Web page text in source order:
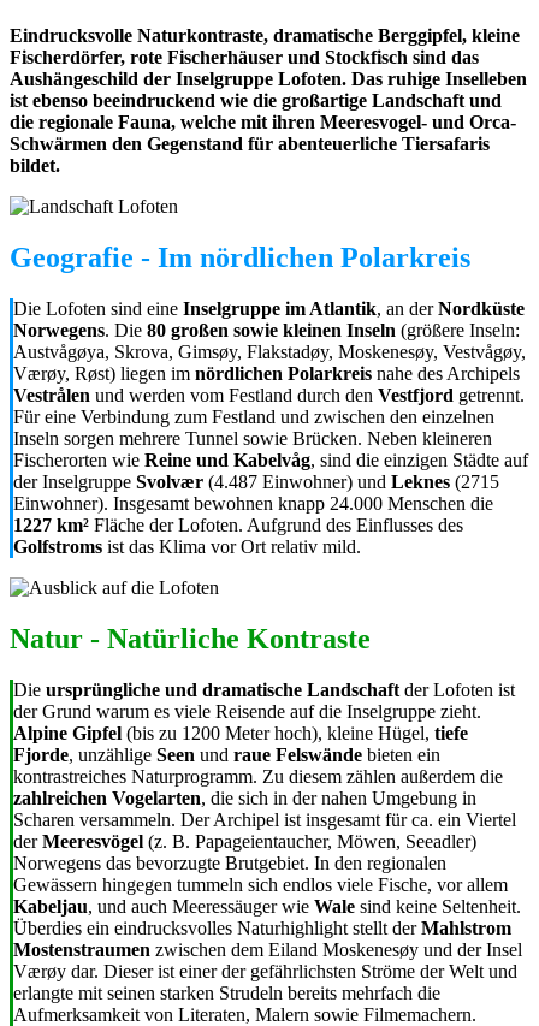
Eindrucksvolle Naturkontraste, dramatische Berggipfel, kleine
Fischerdörfer, rote Fischerhäuser und Stockfisch sind das
Aushängeschild der Inselgruppe Lofoten. Das ruhige Inselleben
ist ebenso beeindruckend wie die großartige Landschaft und
die regionale Fauna, welche mit ihren Meeresvogel- und Orca-
Schwärmen den Gegenstand für abenteuerliche Tiersafaris
bildet.
Geografie - Im nördlichen Polarkreis
Die Lofoten sind eine Inselgruppe im Atlantik, an derNordküste
Norwegens. Die 80 großen sowie kleinen Inseln (größere Inseln:
Austvågøya, Skrova, Gimsøy, Flakstadøy, Moskenesøy, Vestvågøy,
Værøy, Røst) liegen im nördlichen Polarkreis nahe des Archipels
Vestrålen und werden vom Festland durch den Vestfjord getrennt.
Für eine Verbindung zum Festland und zwischen den einzelnen
Inseln sorgen mehrere Tunnel sowie Brücken. Neben kleineren
Fischerorten wie Reine und Kabelvåg, sind die einzigen Städte auf
der Inselgruppe Svolvær (4.487 Einwohner) und Leknes (2715
Einwohner). Insgesamt bewohnen knapp 24.000 Menschen die
1227 km² Fläche der Lofoten. Aufgrund des Einflusses des
Golfstroms ist das Klima vor Ort relativ mild.
Natur - Natürliche Kontraste
Die ursprüngliche und dramatische Landschaft der Lofoten ist
der Grund warum es viele Reisende auf die Inselgruppe zieht.
Alpine Gipfel (bis zu 1200 Meter hoch), kleine Hügel, tiefe
Fjorde, unzählige Seen und raue Felswände bieten ein
kontrastreiches Naturprogramm. Zu diesem zählen außerdem die
zahlreichen Vogelarten, die sich in der nahen Umgebung in
Scharen versammeln. Der Archipel ist insgesamt für ca. ein Viertel
derMeeresvögel (z. B. Papageientaucher, Möwen, Seeadler)
Norwegens das bevorzugte Brutgebiet. In den regionalen
Gewässern hingegen tummeln sich endlos viele Fische, vor allem
Kabeljau, und auch Meeressäuger wie Wale sind keine Seltenheit.
Überdies ein eindrucksvolles Naturhighlight stellt derMahlstrom
Mostenstraumen zwischen dem Eiland Moskenesøy und der Insel
Værøy dar. Dieser ist einer der gefährlichsten Ströme der Welt und
erlangte mit seinen starken Strudeln bereits mehrfach die
Aufmerksamkeit von Literaten, Malern sowie Filmemachern.